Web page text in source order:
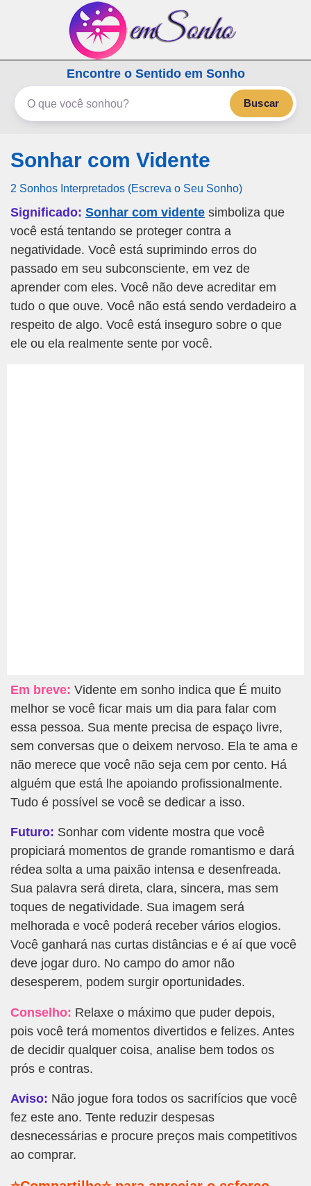
emSonho.com
Os sonhos significam mais
Encontre o Sentido em Sonho
Buscar
Sonhar com Vidente
2 Sonhos Interpretados (Escreva o Seu Sonho)
Significado: Sonhar com vidente simboliza que
você está tentando se proteger contra a
negatividade. Você está suprimindo erros do
passado em seu subconsciente, em vez de
aprender com eles. Você não deve acreditar em
tudo o que ouve. Você não está sendo verdadeiro a
respeito de algo. Você está inseguro sobre o que
ele ou ela realmente sente por você.
Em breve: Vidente em sonho indica que É muito
melhor se você ficar mais um dia para falar com
essa pessoa. Sua mente precisa de espaço livre,
sem conversas que o deixem nervoso. Ela te ama e
não merece que você não seja cem por cento. Há
alguém que está lhe apoiando profissionalmente.
Tudo é possível se você se dedicar a isso.
Futuro: Sonhar com vidente mostra que você
propiciará momentos de grande romantismo e dará
rédea solta a uma paixão intensa e desenfreada.
Sua palavra será direta, clara, sincera, mas sem
toques de negatividade. Sua imagem será
melhorada e você poderá receber vários elogios.
Você ganhará nas curtas distâncias e é aí que você
deve jogar duro. No campo do amor não
desesperem, podem surgir oportunidades.
Conselho: Relaxe o máximo que puder depois,
pois você terá momentos divertidos e felizes. Antes
de decidir qualquer coisa, analise bem todos os
prós e contras.
Aviso: Não jogue fora todos os sacrifícios que você
fez este ano. Tente reduzir despesas
desnecessárias e procure preços mais competitivos
ao comprar.